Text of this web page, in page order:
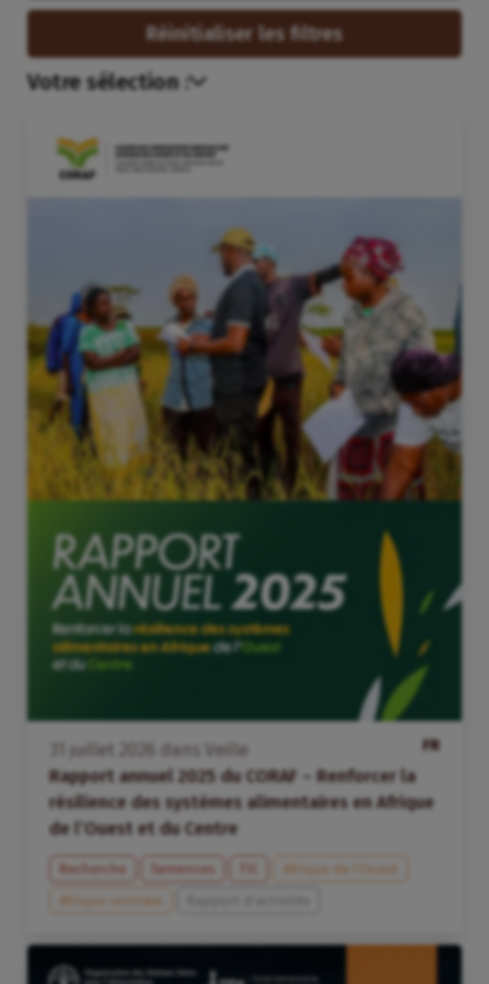
Réinitialiser les filtres
Votre sélection :
FR
juillet dans
Veille
Rapport annuel 2025 du CORAF – Renforcer la
résilience des systèmes alimentaires en Afrique
de l’Ouest et du Centre
Recherche Semences
Afrique de l’Ouest
Afrique centrale